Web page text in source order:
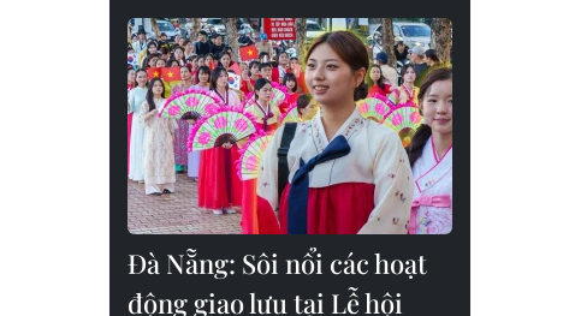
Đà Nẵng: Sôi nổi các hoạt
động giao lưu tại Lễ hội